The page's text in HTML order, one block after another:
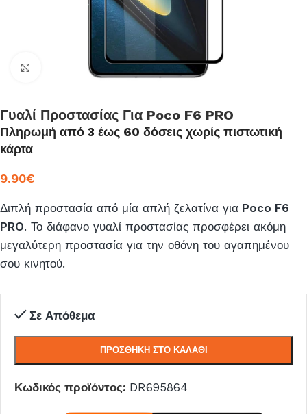
Click to enlarge
Γυαλί Προστασίας Για Poco F6 PRO
Πληρωμή από 3 έως 60 δόσεις χωρίς πιστωτική
κάρτα
9.90€
Διπλή προστασία από μία απλή ζελατίνα για Poco F6
PRO. Το διάφανο γυαλί προστασίας προσφέρει ακόμη
μεγαλύτερη προστασία για την οθόνη του αγαπημένου
σου κινητού.
Σε Απόθεμα
ΠΡΟΣΘΉΚΗ ΣΤΟ ΚΑΛΆΘΙ
Κωδικός προϊόντος: DR695864